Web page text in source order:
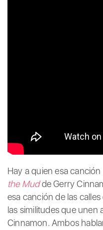
Hay a quien esa canción
the Mudde Gerry
esa canción de las
las similitudes que unen
Cinnamon. Ambos